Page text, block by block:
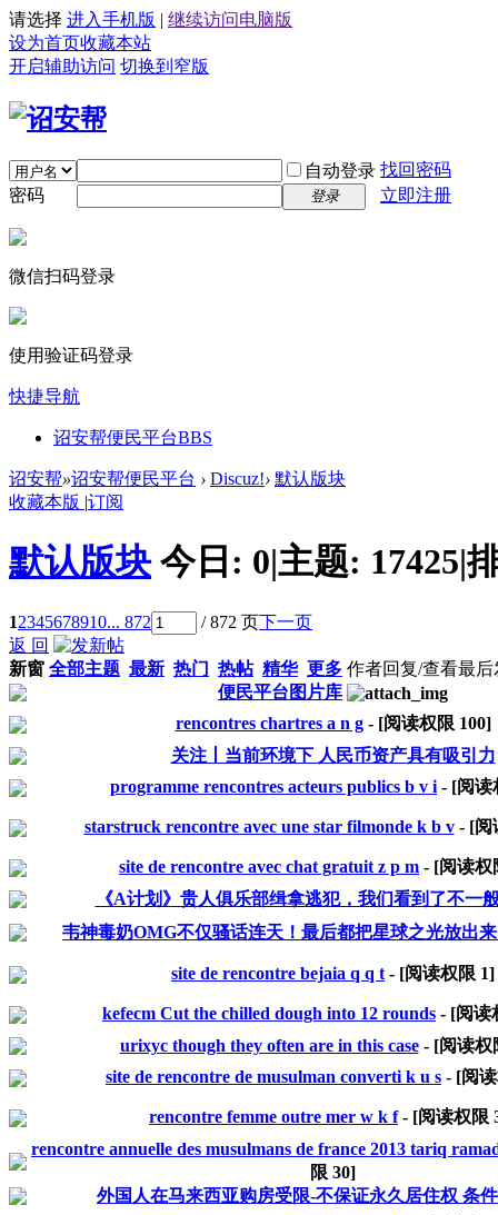
请选择 进入手机版 | 继续访问电脑版
设为首页收藏本站
开启辅助访问 切换到窄版
自动登录 找回密码
密码
登录 立即注册
微信扫码登录
使用验证码登录
快捷导航
诏安帮便民平台BBS
诏安帮»诏安帮便民平台 › Discuz!› 默认版块
收藏本版 |订阅
默认版块 今日: 0|主题: 17425|
12345678910... 872 / 872 页下一页
返 回
新窗 全部主题 最新 热门 热帖 精华 更多 作者回复/查看最后
便民平台图片库
rencontres chartres a n g- [阅读权限 100]
关注丨当前环境下 人民币资产具有吸引力
programme rencontres acteurs publics b v i - [阅
starstruck rencontre avec une star filmonde k b v- [阅
site de rencontre avec chat gratuit z p m - [阅读
《A计划》贵人俱乐部缉拿逃犯，我们看到了不一
韦神毒奶OMG不仅骚话连天！最后都把星球之光放出
site de rencontre bejaia q q t - [阅读权限 1]
kefecm Cut the chilled dough into 12 rounds - [阅读
urixyc though they often are in this case- [阅读权
site de rencontre de musulman converti k u s - [阅
rencontre femme outre mer w k f- [阅读权限
rencontre annuelle des musulmans de france 2013 tariq
限 30]
外国人在马来西亚购房受限-不保证永久居住权 条